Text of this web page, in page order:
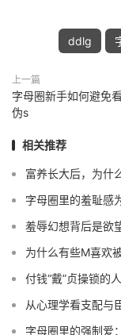
ddlg
上一篇
字母圈新手如何避免
伪s
相关推荐
富养长大后，为什
字母圈里的羞耻感
羞辱幻想背后是欲
为什么有些M喜欢
付钱“戴”贞操锁的人
从心理学看支配与
字母圈里的强制爱